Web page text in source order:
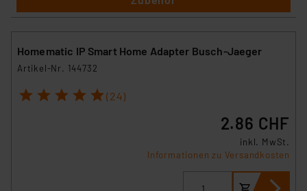
Homematic IP Smart Home Adapter Busch-Jaeger
Artikel-Nr. 144732
1 2 3 4 5 (24)
2.86 CHF
inkl. MwSt.
Informationen zu Versandkosten